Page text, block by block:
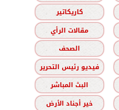
كاريكاتير
مقالات الرأي
الصحف
فيديو رئيس التحرير
البث المباشر
خير أجناد الأرض